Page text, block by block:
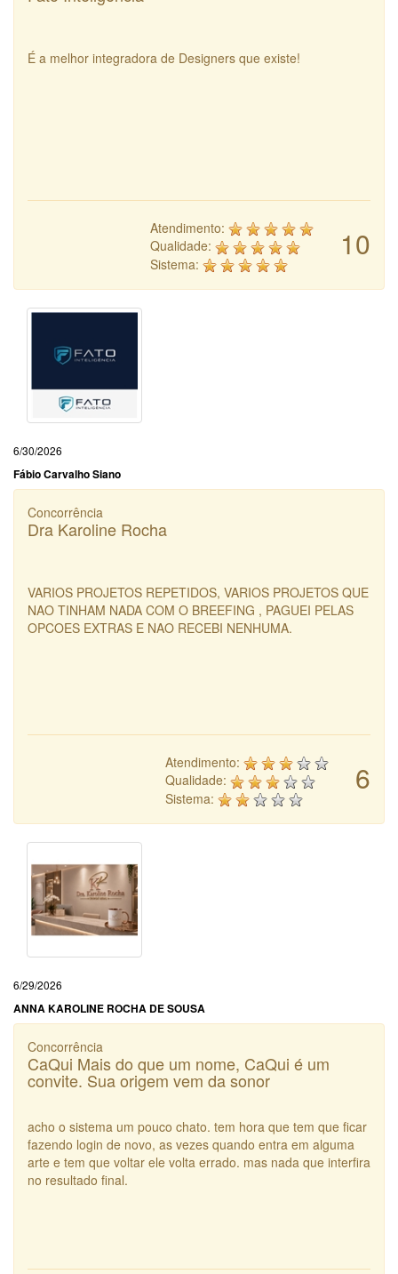
É a melhor integradora de Designers que existe!
10
Atendimento:
Qualidade:
Sistema:
6/30/2026
Fábio Carvalho Siano
Concorrência
Dra Karoline Rocha
VARIOS PROJETOS REPETIDOS, VARIOS PROJETOS QUE
NAO TINHAM NADA COM O BREEFING , PAGUEI PELAS
OPCOES EXTRAS E NAO RECEBI NENHUMA.
6
Atendimento:
Qualidade:
Sistema:
6/29/2026
ANNA KAROLINE ROCHA DE SOUSA
Concorrência
CaQui Mais do que um nome, CaQui é um
convite. Sua origem vem da sonor
acho o sistema um pouco chato. tem hora que tem que ficar
fazendo login de novo, as vezes quando entra em alguma
arte e tem que voltar ele volta errado. mas nada que interfira
no resultado final.